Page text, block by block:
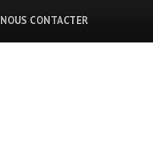
NOUS CONTACTER